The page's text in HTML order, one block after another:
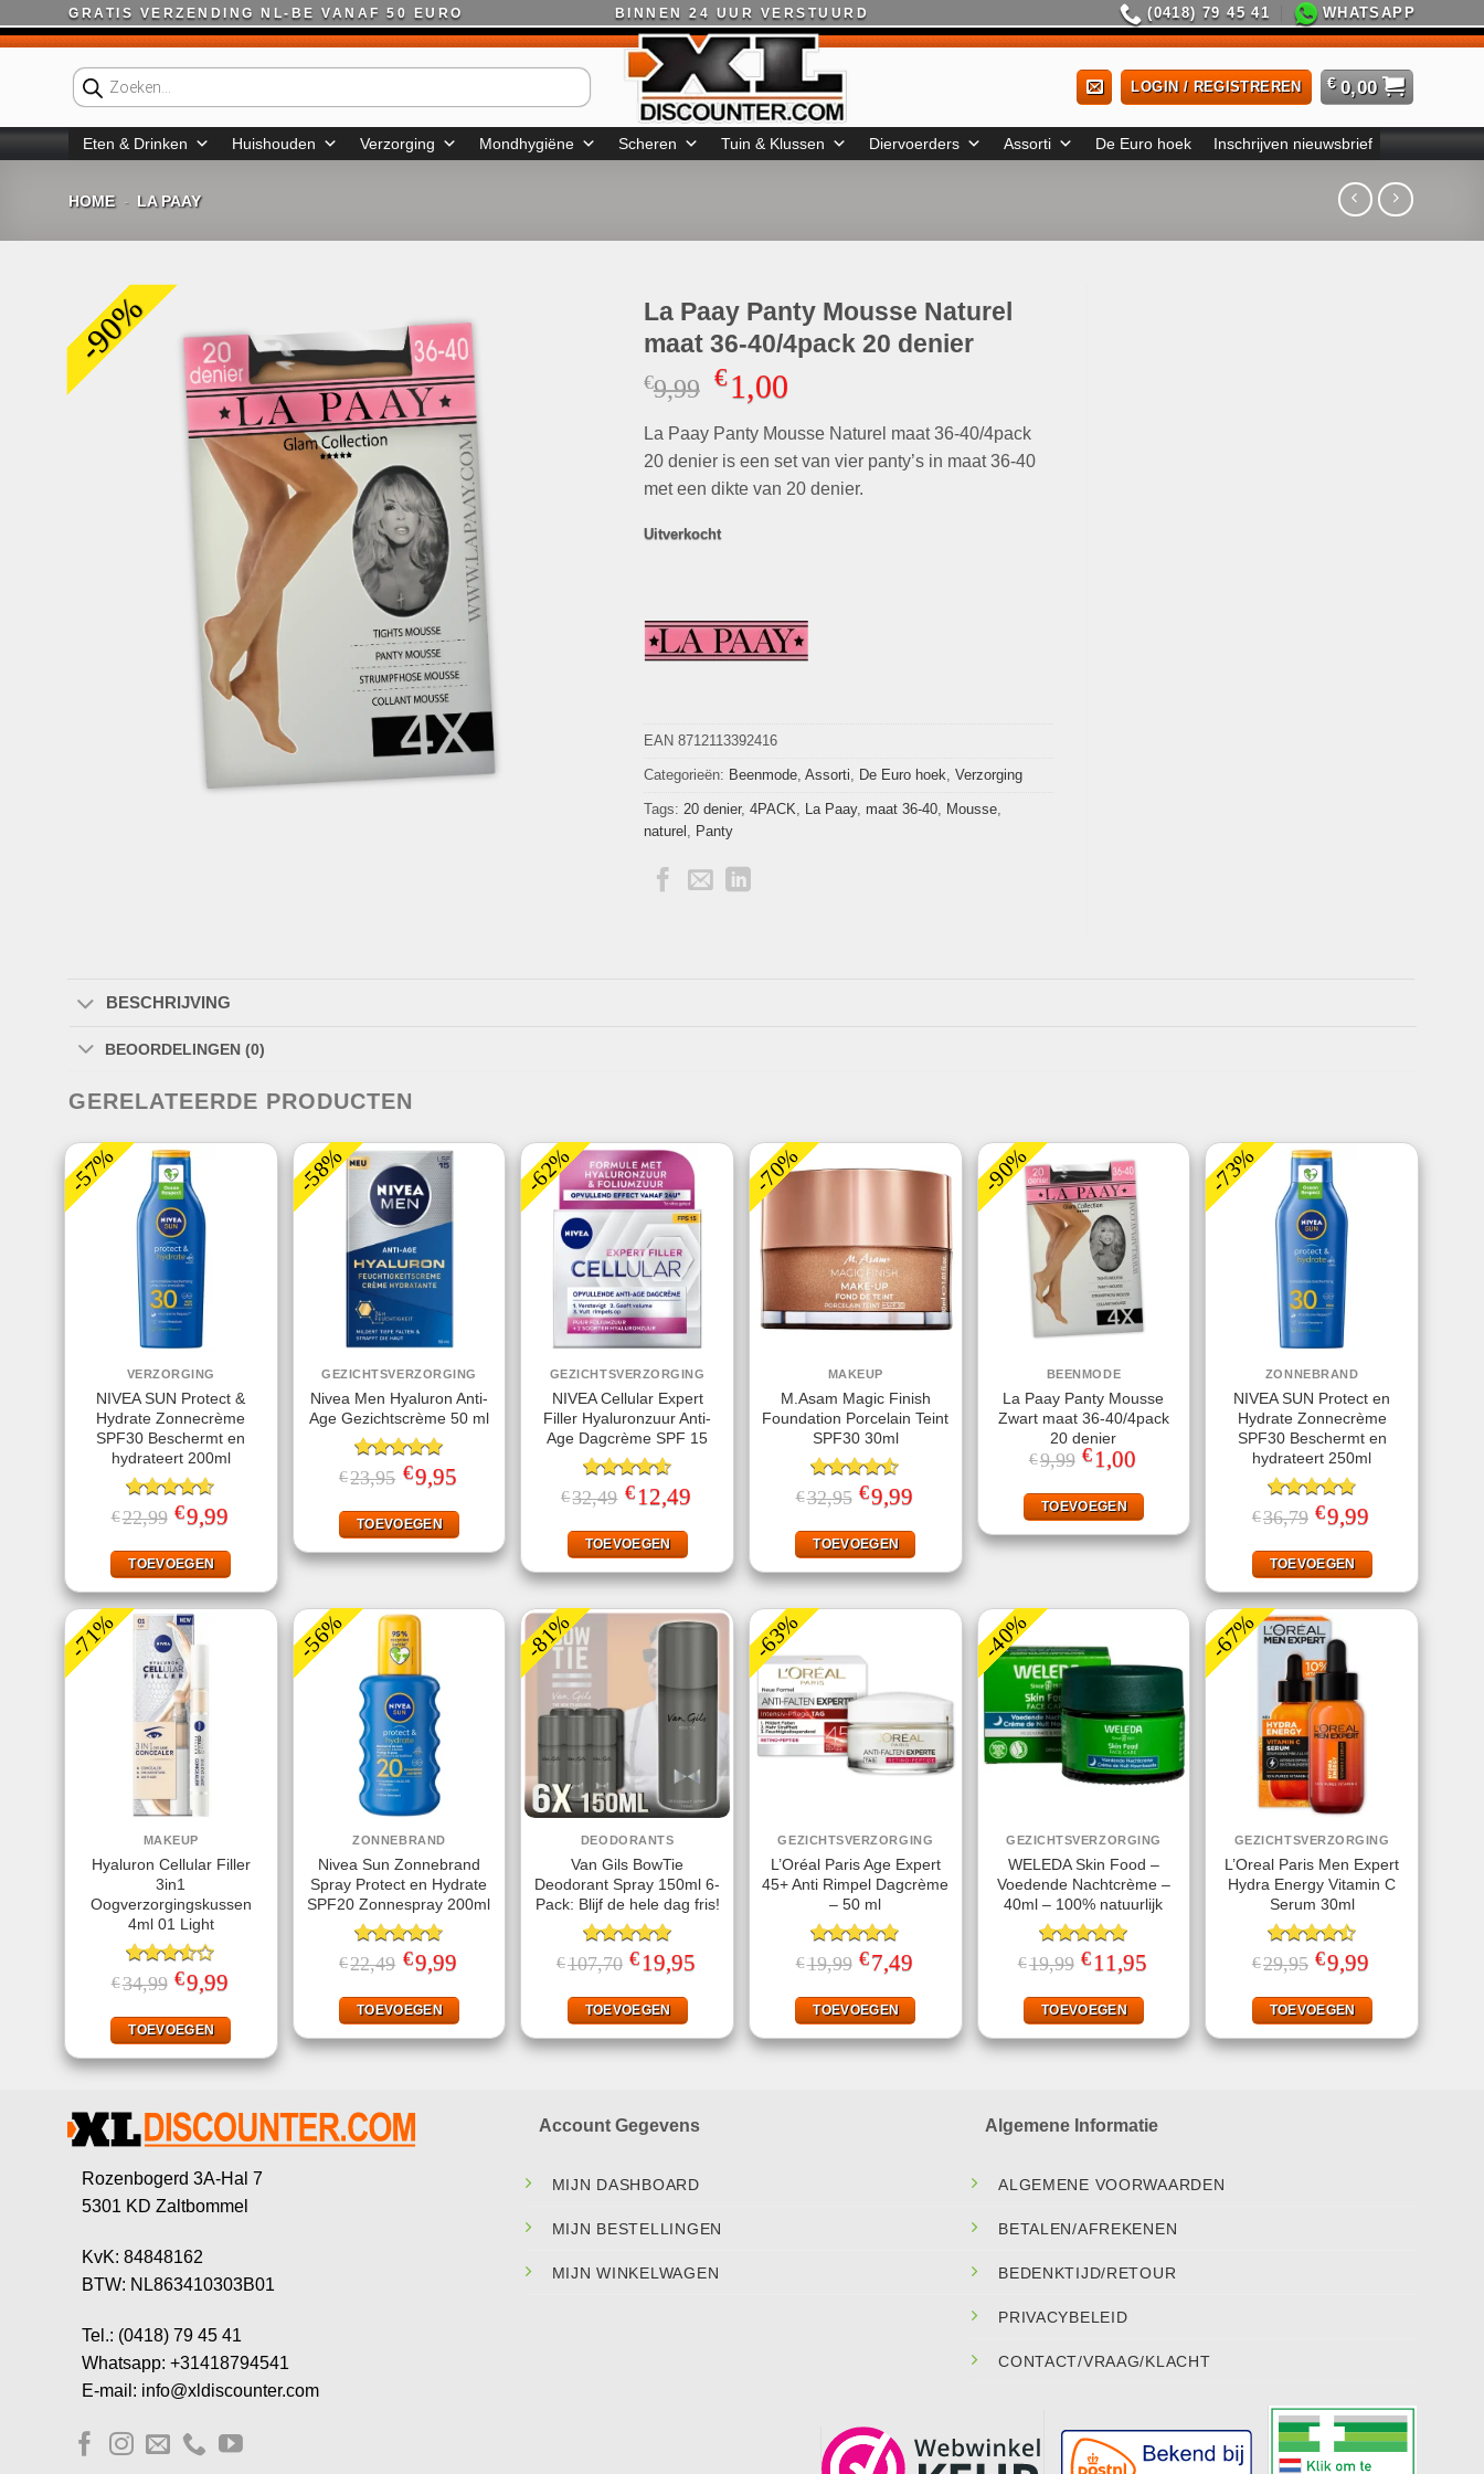
naar
GRATIS VERZENDING NL-BE VANAF 50 EURO BINNEN 24 UUR VERSTUURD (0418) 79 45 41 WHATSAPP
Producten
zoeken
LOGIN / REGISTREREN € 0,00
Eten & Drinken Huishouden Verzorging Mondhygiëne Scheren Tuin & Klussen Diervoerders Assorti De Euro hoek Inschrijven nieuwsbrief
HOME - LA PAAY
-90%
La Paay Panty Mousse Naturel
maat 36-40/4pack 20 denier
€9,99 Oorspronkelijke
prijs
was:
€9,99.
€1,00Huidige
is:
€1,00.
La Paay Panty Mousse Naturel maat 36-40/4pack
20 denier is een set van vier panty’s in maat 36-40
met een dikte van 20 denier.
Uitverkocht
EAN 8712113392416
Categorieën: Beenmode, Assorti De Euro hoek Verzorging
Tags: 20 denier, 4PACK La Paay, maat 36-40, Mousse,
naturel
Panty
BESCHRIJVING
BEOORDELINGEN (0)
GERELATEERDE PRODUCTEN
-57%
VERZORGING
NIVEA SUN Protect &
Hydrate Zonnecrème
SPF30 Beschermt en
hydrateert 200ml
Gewaardeerd
4.56 uit 5
€22,99 Oorspronkelijke
prijs
€22,99.
€9,99
€9,99.
TOEVOEGEN
-58%
GEZICHTSVERZORGING
Nivea Men Hyaluron Anti-
Age Gezichtscrème 50 ml
Gewaardeerd
5.00 uit 5
€23,95 Oorspronkelijke
prijs
€23,95.
€9,95prijs
€9,95.
TOEVOEGEN
-62%
GEZICHTSVERZORGING
NIVEA Cellular Expert
Filler Hyaluronzuur Anti-
Age Dagcrème SPF 15
Gewaardeerd
4.60uit 5
€32,49 Oorspronkelijke
prijs
€32,49.
€ 12,49Huidige
TOEVOEGEN
-70%
MAKEUP
M.Asam Magic Finish
Foundation Porcelain Teint
SPF30 30ml
Gewaardeerd
4.50 uit 5
€32,95 Oorspronkelijke
prijs
€32,95.
€9,99
€9,99.
TOEVOEGEN
-90%
BEENMODE
La Paay Panty Mousse
Zwart maat 36-40/4pack
20 denier
€9,99 Oorspronkelijke
prijs
€9,99.
€ 1,00
€1,00.
TOEVOEGEN
-73%
ZONNEBRAND
NIVEA SUN Protect en
Hydrate Zonnecrème
SPF30 Beschermt en
hydrateert 250ml
Gewaardeerd
4.78 uit 5
€36,79 Oorspronkelijke
prijs
€36,79.
€9,99
€9,99.
TOEVOEGEN
-71%
MAKEUP
Hyaluron Cellular Filler
3in1
Oogverzorgingskussen
4ml 01 Light
Gewaardeerd
3.50 uit
5
€34,99 Oorspronkelijke
prijs
€34,99.
€9,99
€9,99.
TOEVOEGEN
-56%
ZONNEBRAND
Nivea Sun Zonnebrand
Spray Protect en Hydrate
SPF20 Zonnespray 200ml
Gewaardeerd
4.67uit 5
€22,49 Oorspronkelijke
prijs
€22,49.
€9,99Huidige
€9,99.
TOEVOEGEN
-81%
DEODORANTS
Van Gils BowTie
Deodorant Spray 150ml 6-
Pack: Blijf de hele dag fris!
Gewaardeerd
5.00 uit 5
€107,70 Oorspronkelijke
prijs
€107,70.
€ 19,95
TOEVOEGEN
-63%
GEZICHTSVERZORGING
L’Oréal Paris Age Expert
45+ Anti Rimpel Dagcrème
– 50 ml
Gewaardeerd
4.80 uit 5
€19,99 Oorspronkelijke
prijs
€19,99.
€7,49
€7,49.
TOEVOEGEN
-40%
GEZICHTSVERZORGING
WELEDA Skin Food –
Voedende Nachtcrème –
40ml – 100% natuurlijk
Gewaardeerd
5.00uit 5
€19,99 Oorspronkelijke
prijs
€19,99.
€ 11,95
TOEVOEGEN
-67%
GEZICHTSVERZORGING
L’Oreal Paris Men Expert
Hydra Energy Vitamin C
Serum 30ml
Gewaardeerd
4.50 uit 5
€29,95 Oorspronkelijke
prijs
€29,95.
€9,99
€9,99.
TOEVOEGEN
Rozenbogerd 3A-Hal 7
5301 KD Zaltbommel
KvK: 84848162
BTW: NL863410303B01
Tel.: (0418) 79 45 41
Whatsapp: +31418794541
E-mail: info@xldiscounter.com
Account Gegevens
MIJN DASHBOARD
MIJN BESTELLINGEN
MIJN WINKELWAGEN
Algemene Informatie
ALGEMENE VOORWAARDEN
BETALEN/AFREKENEN
BEDENKTIJD/RETOUR
PRIVACYBELEID
CONTACT/VRAAG/KLACHT